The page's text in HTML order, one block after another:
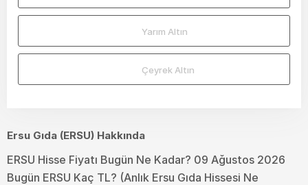
Yarım Altın
Çeyrek Altın
Ersu Gıda (ERSU) Hakkında
ERSU Hisse Fiyatı Bugün Ne Kadar? 09 Ağustos 2026
Bugün ERSU Kaç TL? (Anlık Ersu Gıda Hissesi Ne